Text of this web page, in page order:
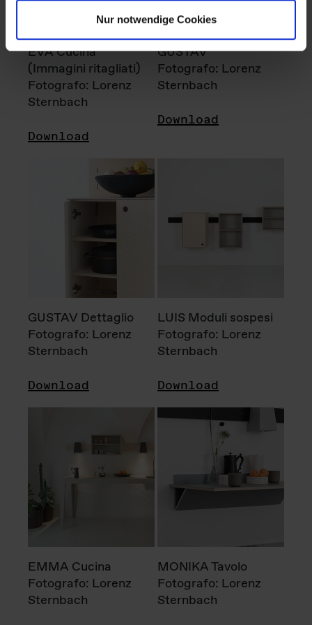
Nur notwendige Cookies
EVA Cucina
(Immagini ritagliati)
Fotografo: Lorenz
Sternbach
Download
GUSTAV
Fotografo: Lorenz
Sternbach
Download
GUSTAV Dettaglio
Fotografo: Lorenz
Sternbach
Download
LUIS Moduli sospesi
Fotografo: Lorenz
Sternbach
Download
EMMA Cucina
Fotografo: Lorenz
Sternbach
MONIKA Tavolo
Fotografo: Lorenz
Sternbach